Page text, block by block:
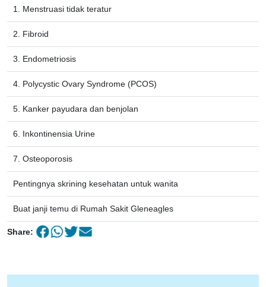
1. Menstruasi tidak teratur
2. Fibroid
3. Endometriosis
4. Polycystic Ovary Syndrome (PCOS)
5. Kanker payudara dan benjolan
6. Inkontinensia Urine
7. Osteoporosis
Pentingnya skrining kesehatan untuk wanita
Buat janji temu di Rumah Sakit Gleneagles
Share: